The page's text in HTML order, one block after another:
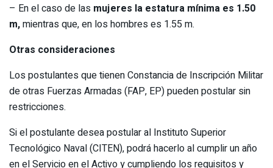
– En el caso de las mujeres la estatura mínima es 1.50
m,mientras que, en los hombres es 1.55 m.
Otras consideraciones
Los postulantes que tienen Constancia de Inscripción Militar
de otras Fuerzas Armadas (FAP, EP) pueden postular sin
restricciones.
Si el postulante desea postular al Instituto Superior
Tecnológico Naval (CITEN), podrá hacerlo al cumplir un año
en el Servicio en el Activo y cumpliendo los requisitos y